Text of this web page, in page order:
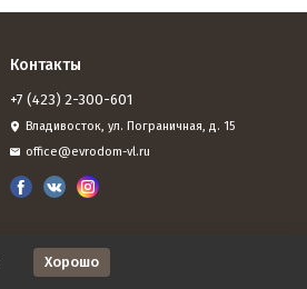
Контакты
+7 (423) 2-300-601
Владивосток, ул. Пограничная, д. 15
office@evrodom-vl.ru
Хорошо